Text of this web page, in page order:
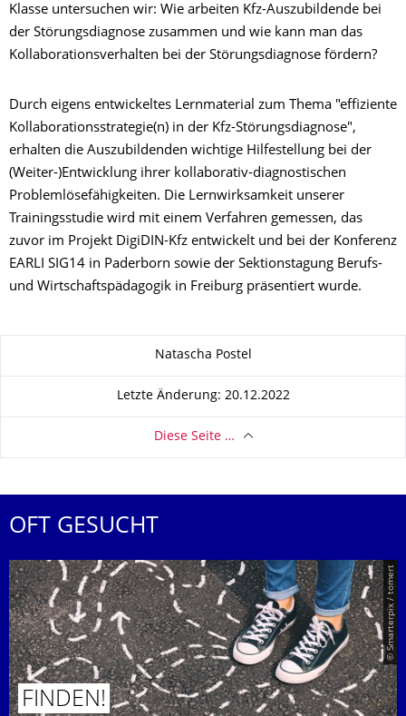
Klasse untersuchen wir: Wie arbeiten Kfz-Auszubildende bei
der Störungsdiagnose zusammen und wie kann man das
Kollaborationsverhalten bei der Störungsdiagnose fördern?
Durch eigens entwickeltes Lernmaterial zum Thema "effiziente
Kollaborationsstrategie(n) in der Kfz-Störungsdiagnose",
erhalten die Auszubildenden wichtige Hilfestellung bei der
(Weiter-)Entwicklung ihrer kollaborativ-diagnostischen
Problemlösefähigkeiten. Die Lernwirksamkeit unserer
Trainingsstudie wird mit einem Verfahren gemessen, das
zuvor im Projekt DigiDIN-Kfz entwickelt und bei der Konferenz
EARLI SIG14 in Paderborn sowie der Sektionstagung Berufs-
und Wirtschaftspädagogik in Freiburg präsentiert wurde.
Natascha Postel
Letzte Änderung: 20.12.2022
Diese Seite …
OFT GESUCHT
© Smarterpix / tomert
FINDEN!